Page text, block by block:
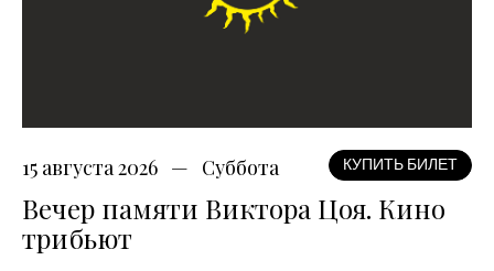
15 августа 2026 Суббота КУПИТЬ БИЛЕТ
Вечер памяти Виктора Цоя. Кино
трибьют